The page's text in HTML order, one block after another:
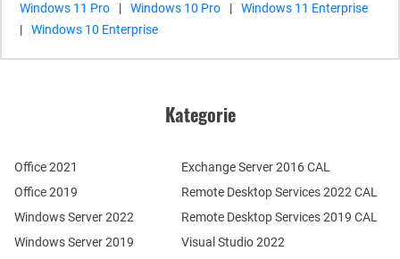
Windows 11 Pro
| Windows 10 Pro |
Windows 11 Enterprise
|
Windows 10 Enterprise
Kategorie
Office 2021
Office 2019
Windows Server 2022
Windows Server 2019
Remote Desktop Services 2022 CAL
Remote Desktop Services 2019 CAL
Exchange Server 2016 CAL
Visual Studio 2022